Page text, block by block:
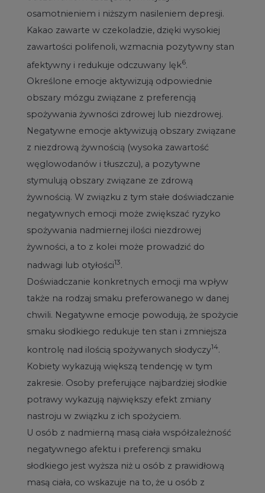
osamotnieniem i niższym nasileniem depresji.
Kakao zawarte w czekoladzie, dzięki wysokiej
zawartości polifenoli, wzmacnia pozytywny stan
afektywny i redukuje odczuwany lęk6.
Określone emocje aktywizują odpowiednie
obszary mózgu związane z preferencją
spożywania żywności zdrowej lub niezdrowej.
Negatywne emocje aktywizują obszary związane
z niezdrową żywnością (wysoka zawartość
węglowodanów i tłuszczu), a pozytywne
stymulują obszary związane ze zdrową
żywnością. W związku z tym stałe doświadczanie
negatywnych emocji może zwiększać ryzyko
spożywania nadmiernej ilości niezdrowej
żywności, a to z kolei może prowadzić do
nadwagi lub otyłości13.
Doświadczanie konkretnych emocji ma wpływ
także na rodzaj smaku preferowanego w danej
chwili. Negatywne emocje powodują, że spożycie
smaku słodkiego redukuje ten stan i zmniejsza
kontrolę nad ilością spożywanych słodyczy14.
Kobiety wykazują większą tendencję w tym
zakresie. Osoby preferujące najbardziej słodkie
potrawy wykazują największy efekt zmiany
nastroju w związku z ich spożyciem.
U osób z nadmierną masą ciała współzależność
negatywnego afektu i preferencji smaku
słodkiego jest wyższa niż u osób z prawidłową
masą ciała, co wskazuje na to, że u osób z